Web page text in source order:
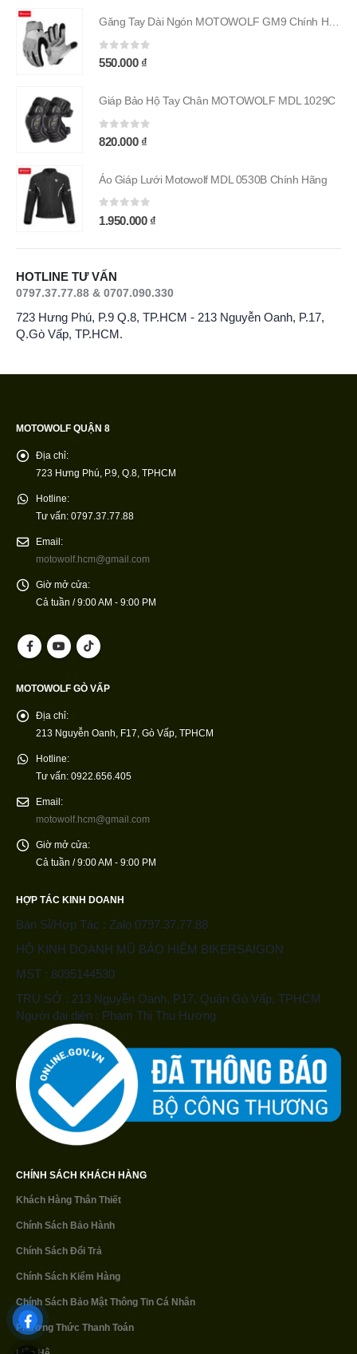
Găng Tay Dài Ngón MOTOWOLF GM9 Chính Hãng
0out of 5
550.000 ₫
Giáp Bảo Hộ Tay Chân MOTOWOLF MDL 1029C
0out of 5
820.000 ₫
Áo Giáp Lưới Motowolf MDL 0530B Chính Hãng
0 out of 5
1.950.000 ₫
HOTLINE TƯ VẤN
0797.37.77.88 & 0707.090.330
723 Hưng Phú, P.9 Q.8, TP.HCM - 213 Nguyễn Oanh, P.17,
Q.Gò Vấp, TP.HCM.
MOTOWOLF QUẬN 8
Địa chỉ:
723 Hưng Phú, P.9, Q.8, TPHCM
Hotline:
Tư vấn: 0797.37.77.88
Email:
motowolf.hcm@gmail.com
Giờ mở cửa:
Cả tuần / 9:00 AM - 9:00 PM
MOTOWOLF GÒ VẤP
Địa chỉ:
213 Nguyễn Oanh, F17, Gò Vấp, TPHCM
Hotline:
Tư vấn: 0922.656.405
Email:
motowolf.hcm@gmail.com
Giờ mở cửa:
Cả tuần / 9:00 AM - 9:00 PM
HỢP TÁC KINH DOANH
Bán Sỉ/Hợp Tác : Zalo 0797.37.77.88
HỘ KINH DOANH MŨ BẢO HIỂM BIKERSAIGON
MST : 8095144530
TRỤ SỞ : 213 Nguyễn Oanh, P17, Quận Gò Vấp, TPHCM
Người đại diện : Phạm Thị Thu Hương
CHÍNH SÁCH KHÁCH HÀNG
Khách Hàng Thân Thiết
Chính Sách Bảo Hành
Chính Sách Đổi Trả
Chính Sách Kiểm Hàng
Chính Sách Bảo Mật Thông Tin Cá Nhân
Phương Thức Thanh Toán